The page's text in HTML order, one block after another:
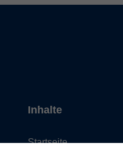
Inhalte
Startseite